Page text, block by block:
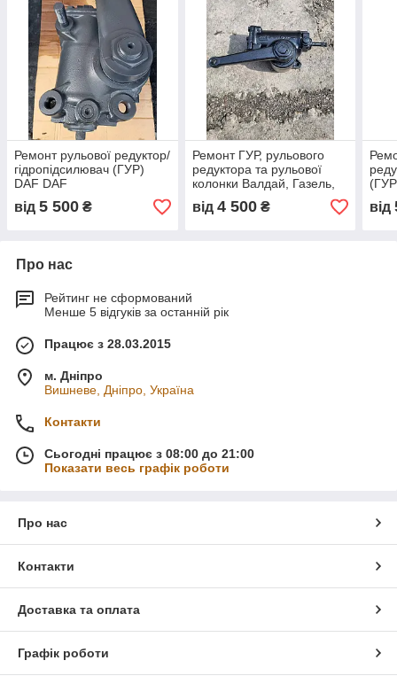
Ремонт рульової редуктор/
гідропідсилювач (ГУР)
DAF DAF
від 5 500 ₴
Ремонт ГУР, рульового
редуктора та рульової
колонки Валдай, Газель,
Соболь
від 4 500₴ від
Про нас
Рейтинг не сформований
Менше 5 відгуків за останній рік
Працює з 28.03.2015
м. Дніпро
Вишневе, Дніпро, Україна
Контакти
Сьогодні працює з 08:00 до 21:00
Показати весь графік роботи
Про нас
Контакти
Доставка та оплата
Графік роботи